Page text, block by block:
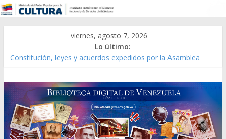
viernes, agosto 7, 2026
Lo último:
Constitución, leyes y acuerdos expedidos por la Asamblea
Modesta Bor Sánchez [material gráfico]
Gaceta Oficial de la República de Venezuela año CXXXIII Mes V,
Caracas 09 de marzo de 2006 N° 38.394
Catálogo temático de obras de Modesta Bor